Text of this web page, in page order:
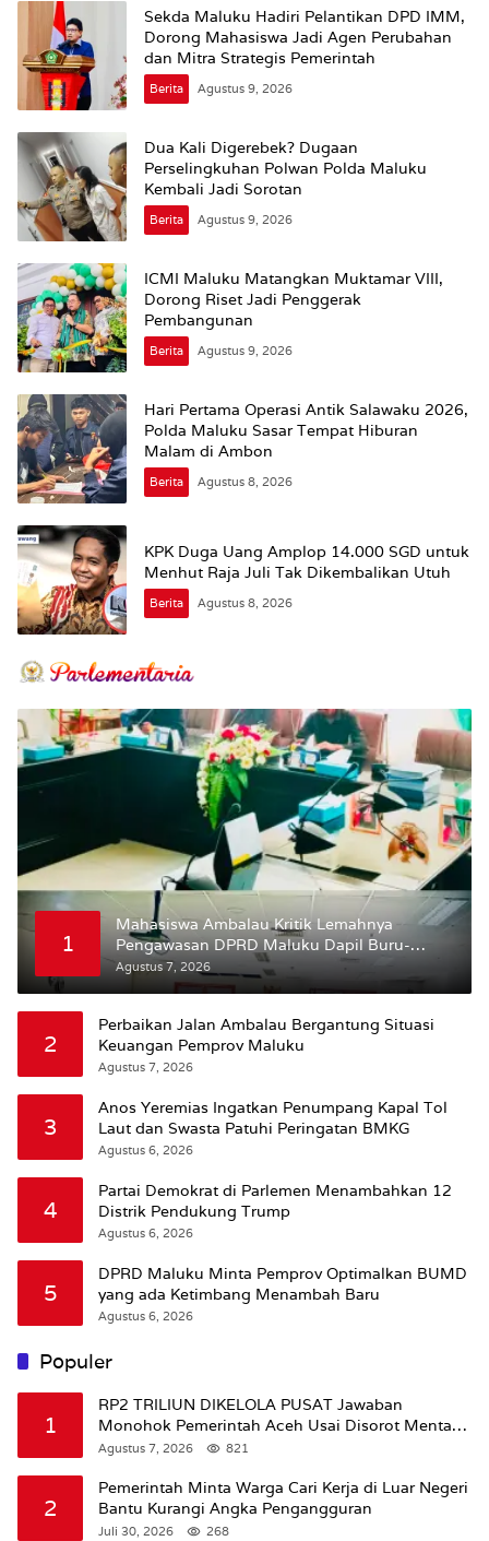
Sekda Maluku Hadiri Pelantikan DPD IMM,
Dorong Mahasiswa Jadi Agen Perubahan
dan Mitra Strategis Pemerintah
Berita Agustus 9, 2026
Dua Kali Digerebek? Dugaan
Perselingkuhan Polwan Polda Maluku
Kembali Jadi Sorotan
Berita Agustus 9, 2026
ICMI Maluku Matangkan Muktamar VIII,
Dorong Riset Jadi Penggerak
Pembangunan
Berita Agustus 9, 2026
Hari Pertama Operasi Antik Salawaku 2026,
Polda Maluku Sasar Tempat Hiburan
Malam di Ambon
Berita Agustus 8, 2026
KPK Duga Uang Amplop 14.000 SGD untuk
Menhut Raja Juli Tak Dikembalikan Utuh
Berita Agustus 8, 2026
1
Mahasiswa Ambalau Kritik Lemahnya
Pengawasan DPRD Maluku Dapil Buru-
Bursel Terhadap Proses Perubahan Status
Agustus 7, 2026
2
Perbaikan Jalan Ambalau Bergantung Situasi
Keuangan Pemprov Maluku
Agustus 7, 2026
3
Anos Yeremias Ingatkan Penumpang Kapal Tol
Laut dan Swasta Patuhi Peringatan BMKG
Agustus 6, 2026
4
Partai Demokrat di Parlemen Menambahkan 12
Distrik Pendukung Trump
Agustus 6, 2026
5
DPRD Maluku Minta Pemprov Optimalkan BUMD
yang ada Ketimbang Menambah Baru
Agustus 6, 2026
Populer
1
RP2 TRILIUN DIKELOLA PUSAT Jawaban
Monohok Pemerintah Aceh Usai Disorot Mentan
Amran Soal Dana Pertanian
Agustus 7, 2026 821
2
Pemerintah Minta Warga Cari Kerja di Luar Negeri
Bantu Kurangi Angka Pengangguran
Juli 30, 2026 268